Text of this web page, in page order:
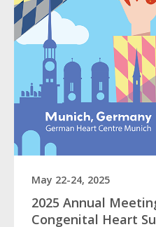
May 22-24, 2025
2025 Annual
Congenital Heart